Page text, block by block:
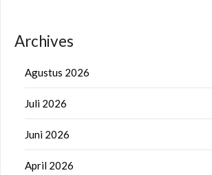
Archives
Agustus 2026
Juli 2026
Juni 2026
April 2026